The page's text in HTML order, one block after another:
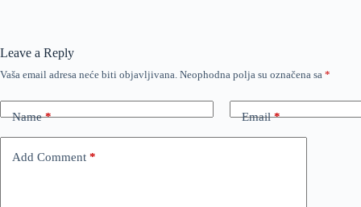
Leave a Reply
Vaša email adresa neće biti objavljivana. Neophodna polja su označena sa *
Name* Email*
Add Comment *